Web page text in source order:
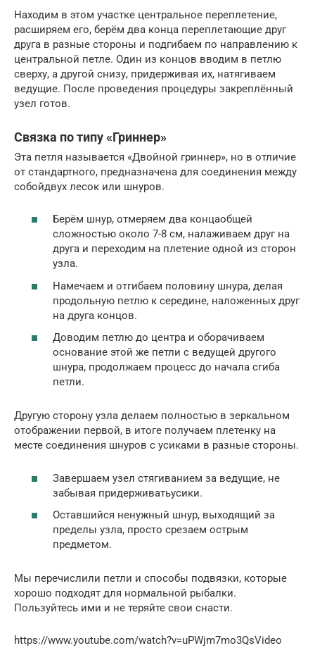
Находим в этом участке центральное переплетение,
расширяем его, берём два конца переплетающие друг
друга в разные стороны и подгибаем по направлению к
центральной петле. Один из концов вводим в петлю
сверху, а другой снизу, придерживая их, натягиваем
ведущие. После проведения процедуры закреплённый
узел готов.
Связка по типу «Гриннер»
Эта петля называется «Двойной гриннер», но в отличие
от стандартного, предназначена для соединения между
собойдвух лесок или шнуров.
Берём шнур, отмеряем два концаобщей
сложностью около 7-8 см, налаживаем друг на
друга и переходим на плетение одной из сторон
узла.
Намечаем и отгибаем половину шнура, делая
продольную петлю к середине, наложенных друг
на друга концов.
Доводим петлю до центра и оборачиваем
основание этой же петли с ведущей другого
шнура, продолжаем процесс до начала сгиба
петли.
Другую сторону узла делаем полностью в зеркальном
отображении первой, в итоге получаем плетенку на
месте соединения шнуров с усиками в разные стороны.
Завершаем узел стягиванием за ведущие, не
забывая придерживатьусики.
Оставшийся ненужный шнур, выходящий за
пределы узла, просто срезаем острым
предметом.
Мы перечислили петли и способы подвязки, которые
хорошо подходят для нормальной рыбалки.
Пользуйтесь ими и не теряйте свои снасти.
https://www.youtube.com/watch?v=uPWjm7mo3QsVideo